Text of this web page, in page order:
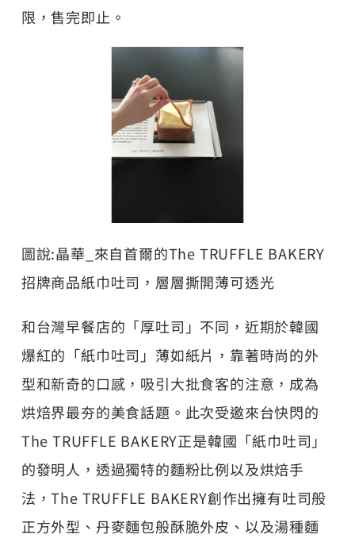
限，售完即止。
圖說:晶華_來自首爾的The TRUFFLE BAKERY
招牌商品紙巾吐司，層層撕開薄可透光
和台灣早餐店的「厚吐司」不同，近期於韓國
爆紅的「紙巾吐司」薄如紙片，靠著時尚的外
型和新奇的口感，吸引大批食客的注意，成為
烘焙界最夯的美食話題。此次受邀來台快閃的
The TRUFFLE BAKERY正是韓國「紙巾吐司」
的發明人，透過獨特的麵粉比例以及烘焙手
法，The TRUFFLE BAKERY創作出擁有吐司般
正方外型、丹麥麵包般酥脆外皮、以及湯種麵